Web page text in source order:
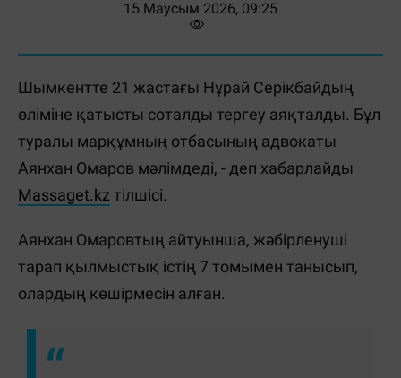
15 Маусым 2026, 09:25
Шымкентте 21 жастағы Нұрай Серікбайдың
өліміне қатысты соталды тергеу аяқталды. Бұл
туралы марқұмның отбасының адвокаты
Аянхан Омаров мәлімдеді, - деп хабарлайды
Massaget.kz тілшісі.
Аянхан Омаровтың айтуынша, жәбірленуші
тарап қылмыстық істің 7 томымен танысып,
олардың көшірмесін алған.